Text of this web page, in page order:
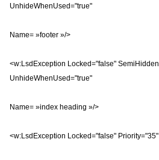
UnhideWhenUsed="true"
Name= »footer »/>
<w:LsdException Locked="false"
UnhideWhenUsed="true"
Name= »index heading »/>
<w:LsdException Locked="false"